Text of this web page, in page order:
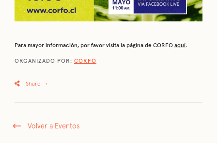
Para mayor información, por favor visita la página de CORFO aquí.
ORGANIZADO POR: CORFO
Share +
Volver a Eventos